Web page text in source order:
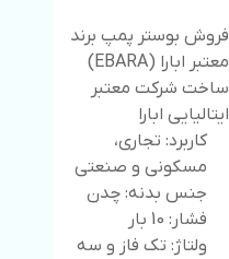
فروش بوستر پمپ برند
معتبر ابارا (EBARA)
ساخت شرکت معتبر
ایتالیایی ابارا
کاربرد: تجاری،
مسکونی و صنعتی
جنس بدنه: چدن
فشار: 10 بار
ولتاژ: تک فاز و سه